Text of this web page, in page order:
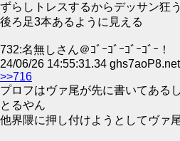
ずらしトレスするからデッサン狂
後ろ足3本あるように見える
732:名無しさん＠ｺﾞｰｺﾞｰｺﾞｰｺﾞｰ！
24/06/26 14:55:31.34 ghs7aoP8.net
>>716
プロフはヴァ尾が先に書いてある
とるやん
他界隈に押し付けようとしてヴァ